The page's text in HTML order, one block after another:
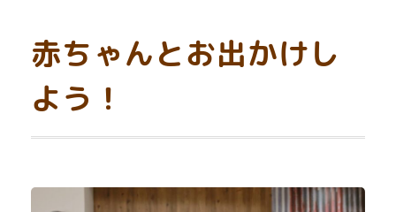
赤ちゃんとお出かけし
よう！